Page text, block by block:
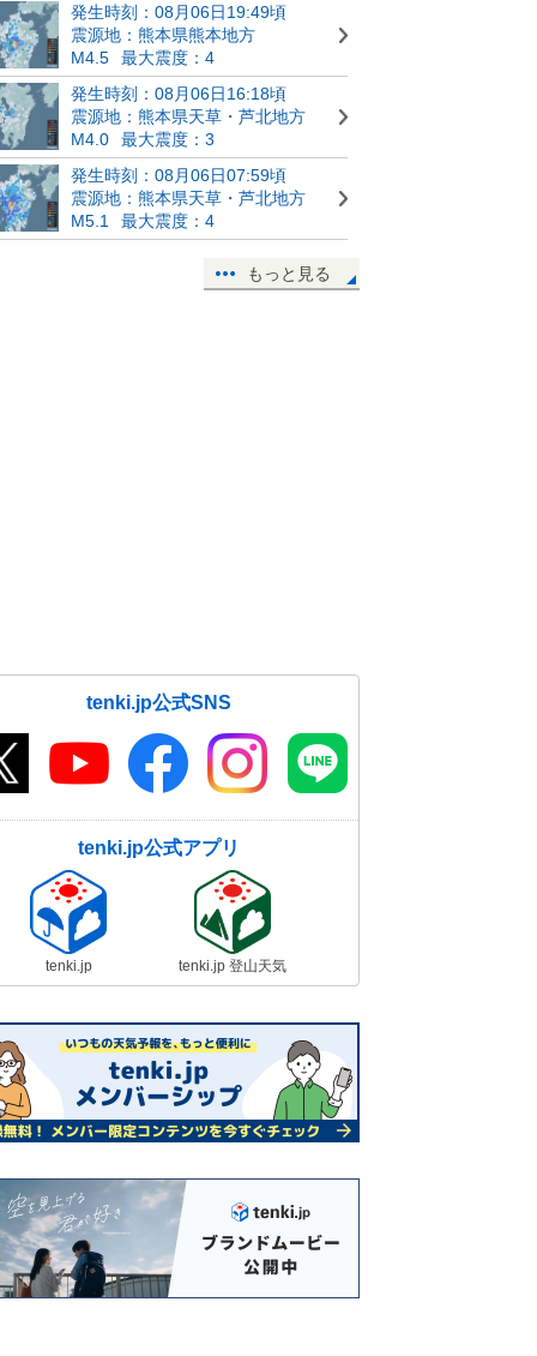
発生時刻：08月06日19:49頃
震源地：熊本県熊本地方
M4.5
最大震度：4
発生時刻：08月06日16:18頃
震源地：熊本県天草・芦北地方
M4.0
最大震度：3
発生時刻：08月06日07:59頃
震源地：熊本県天草・芦北地方
M5.1
最大震度：4
もっと見る
tenki.jp公式SNS
tenki.jp公式アプリ
tenki.jp tenki.jp 登山天気